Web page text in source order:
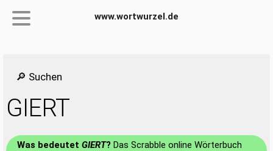
www.wortwurzel.de
🔎 Suchen
GIERT
Was bedeutet GIERT? Das Scrabble online Wörterbuch